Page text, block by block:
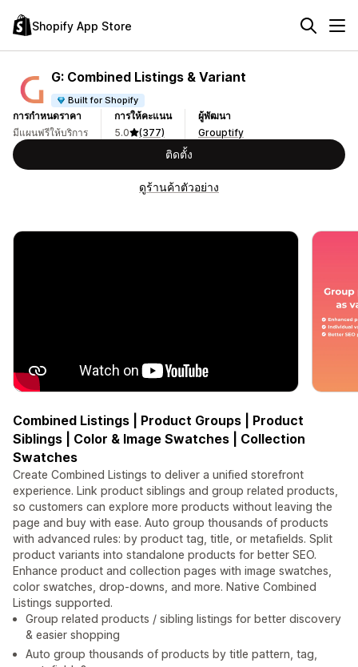
Shopify App Store
G: Combined Listings & Variant
Built for Shopify
การกำหนดราคา
มีแผนฟรีให้บริการ
การให้คะแนน
5.0
(377)
ผู้พัฒนา
Grouptify
ติดตั้ง
ดูร้านค้าตัวอย่าง
Combined Listings | Product Groups | Product
Siblings | Color & Image Swatches | Collection
Swatches
Create Combined Listings to deliver a unified storefront
experience. Link product siblings and group related products,
so customers can explore more products without leaving the
page and buy with ease. Auto group thousands of products
with advanced rules: by product tag, title, or metafields. Split
product variants into standalone products for better SEO.
Enhance product and collection pages with image swatches,
color swatches, drop-downs, and more. Native Combined
Listings supported.
Group related products / sibling listings for better discovery
& easier shopping
Auto group thousands of products by title pattern, tag,